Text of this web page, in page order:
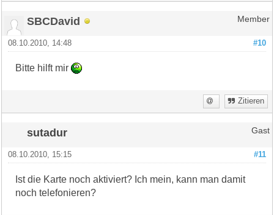
SBCDavid Member
#10
08.10.2010, 14:48
Bitte hilft mir
Zitieren
sutadur Gast
#11
08.10.2010, 15:15
Ist die Karte noch aktiviert? Ich mein, kann man damit
noch telefonieren?